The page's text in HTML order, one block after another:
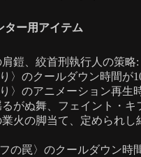
ター用アイテム
鎧、絞首刑執行人の策略:
り〉のクールダウン時間が
り〉のアニメーション再生
がぬ舞、フェイント・キ
火の脚当て、定められし
フの罠〉のクールダウン時